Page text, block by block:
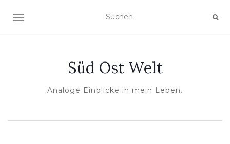
NAVIGATION UMSCHALTEN
Süd Ost Welt
Analoge Einblicke in mein Leben.